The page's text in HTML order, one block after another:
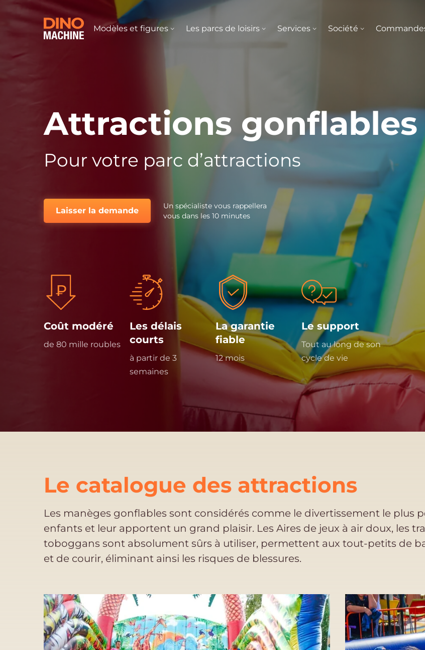
Modèles et figures Les parcs de loisirs Services Société
Attractions gonflables
Pour votre parc d’attractions
Laisser la demande
Un spécialiste vous rappellera
vous dans les 10 minutes
Coût modéré
de 80 mille roubles
Les délais
courts
à partir de 3
semaines
La garantie
fiable
12 mois
Le support
Tout au long de son
cycle de vie
Le catalogue des attractions
Les manèges gonflables sont considérés comme le divertissement le plus
enfants et leur apportent un grand plaisir. Les Aires de jeux à air doux, les
toboggans sont absolument sûrs à utiliser, permettent aux tout-petits de
et de courir, éliminant ainsi les risques de blessures.